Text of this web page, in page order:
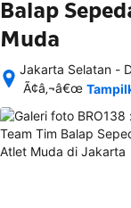
Balap
Muda
Jakarta Selatan -
Setelah
semua
rincian
akomodasi
Ã¢â‚¬â€œ